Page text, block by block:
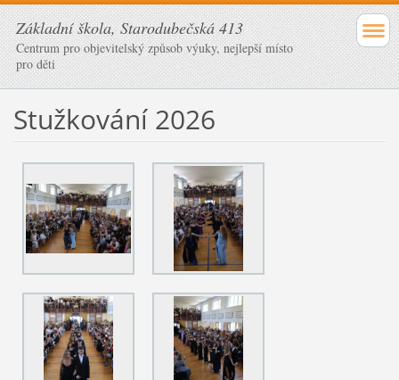
Základní škola, Starodubečská 413
Centrum pro objevitelský způsob výuky, nejlepší místo
pro děti
Stužkování 2026